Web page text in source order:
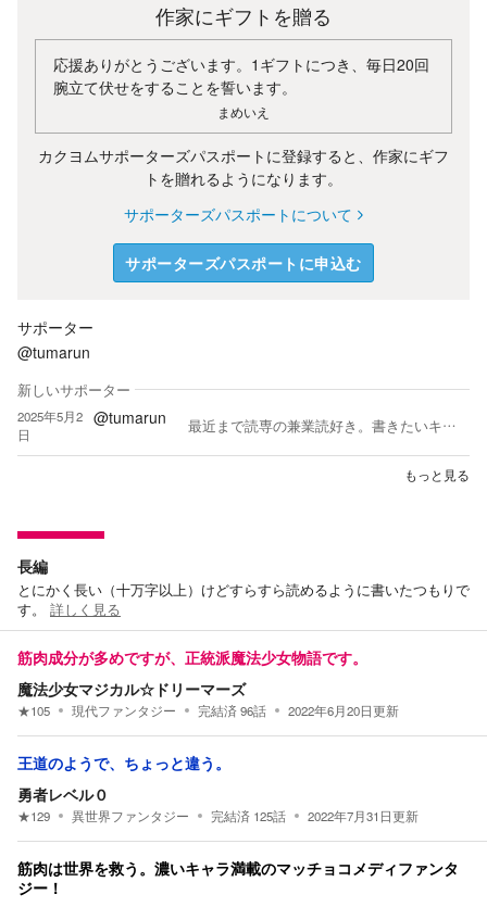
作家にギフトを贈る
応援ありがとうございます。1ギフトにつき、毎日20回
腕立て伏せをすることを誓います。
まめいえ
カクヨムサポーターズパスポートに登録すると、作家にギフ
トを贈れるようになります。
サポーターズパスポートについて
サポーターズパスポートに申込む
サポーター
@tumarun
新しいサポーター
2025年5月2
日
@tumarun 最近まで読専の兼業読好き。書きたいキャラ、書きたい作品があります。そのために修行中。
もっと見る
長編
とにかく長い（十万字以上）けどすらすら読めるように書いたつもりで
す。
詳しく見る
筋肉成分が多めですが、正統派魔法少女物語です。
魔法少女マジカル☆ドリーマーズ
★105 現代ファンタジー 完結済96話 2022年6月20日更新
王道のようで、ちょっと違う。
勇者レベル０
★129 異世界ファンタジー 完結済 125話 2022年7月31日更新
筋肉は世界を救う。濃いキャラ満載のマッチョコメディファンタ
ジー！